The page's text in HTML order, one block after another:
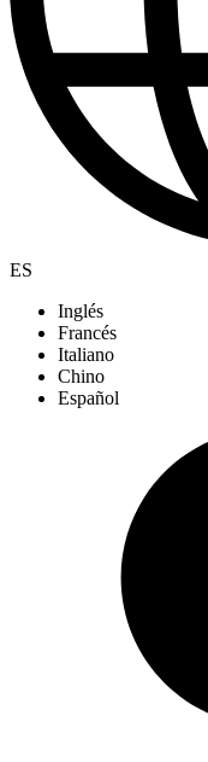
ES
Inglés
Francés
Italiano
Chino
Español